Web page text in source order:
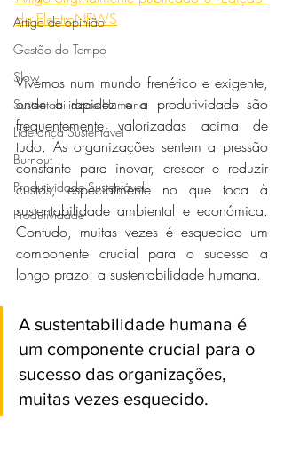
Artigo de opinião
Gestão do Tempo
Slow
Sustentabilidade Humana
Liderança Sustentável
Burnout
Produtividade Sustentável
Produtividade
da ElectroNEWS
Vivemos num mundo frenético e exigente,
onde a rapidez e a produtividade são
frequentemente valorizadas acima de
tudo. As organizações sentem a pressão
constante para inovar, crescer e reduzir
custos, especialmente no que toca à
sustentabilidade ambiental e económica.
Contudo, muitas vezes é esquecido um
componente crucial para o sucesso a
longo prazo: a sustentabilidade humana.
A sustentabilidade humana é
um componente crucial para o
sucesso das organizações,
muitas vezes esquecido.